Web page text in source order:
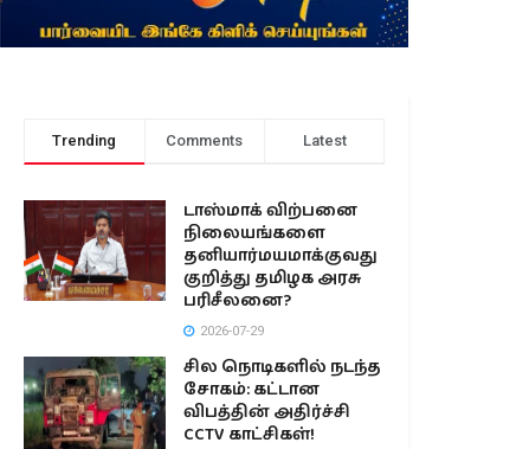
Trending Comments Latest
டாஸ்மாக் விற்பனை
நிலையங்களை
தனியார்மயமாக்குவது
குறித்து தமிழக அரசு
பரிசீலனை?
2026-07-29
சில நொடிகளில் நடந்த
சோகம்: கட்டான
விபத்தின் அதிர்ச்சி
CCTV காட்சிகள்!